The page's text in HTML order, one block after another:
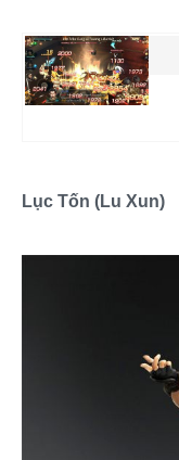
Lục Tốn (Lu Xun)